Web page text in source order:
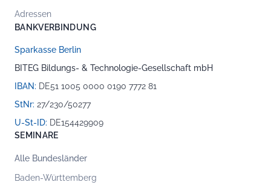
Adressen
BANKVERBINDUNG
Sparkasse Berlin
BITEG Bildungs- & Technologie-Gesellschaft mbH
IBAN: DE51 1005 0000 0190 7772 81
StNr: 27/230/50277
U-St-ID: DE154429909
SEMINARE
Alle Bundesländer
Baden-Württemberg